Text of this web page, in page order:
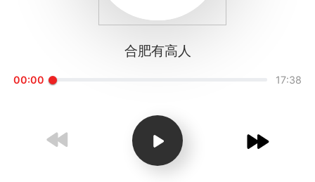
合肥有高人
00:00 17:38